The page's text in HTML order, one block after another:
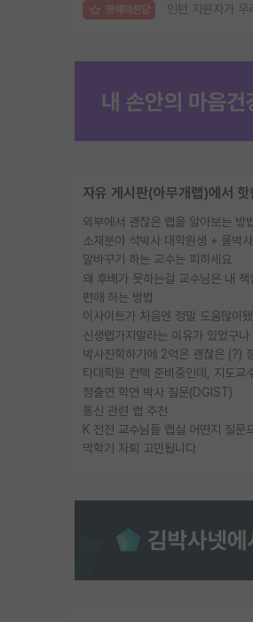
명예의전당 인턴 지원자가 우
자유 게시판(아무개랩)에서
외부에서 괜찮은 랩을 알아보는 방
소재분야 석박사 대학원생 + 물박
말바꾸기 하는 교수는 피하세요
편애 하는 방법
이사이트가 처음엔 정말 도움많이됐
신생랩가지말라는 이유가 있었구나
정출연 학연 박사 질문(DGIST)
통신 관련 랩 추천
K 전전 교수님들 랩실 어떤지 질문
막학기 자퇴 고민됩니다